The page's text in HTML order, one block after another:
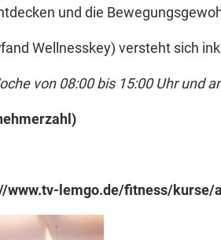
und die
Wellnesskey) versteht sich
von 08:00 bis 15:00 Uhr und
www.tv-lemgo.de/fitness/